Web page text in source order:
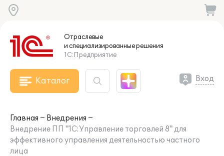
Отраслевые
и специализированныерешения
1С:Предприятие
Каталог Вход
Главная
Внедрения
Внедрение ПП "1С:Управление торговлей 8" для
эффективного управления деятельностью частного
лица